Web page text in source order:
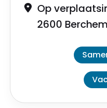
Op
2600